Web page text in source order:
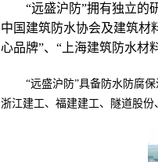
“远盛沪防”拥有独立的
中国建筑防水协会及建筑材
心品牌”、“上海建筑防水材
“远盛沪防”具备防水防腐
浙江建工、福建建工、隧道股份